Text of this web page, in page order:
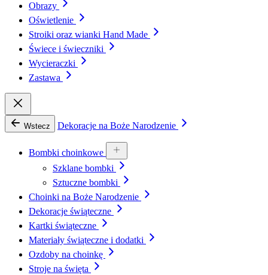
Obrazy
Oświetlenie
Stroiki oraz wianki Hand Made
Świece i świeczniki
Wycieraczki
Zastawa
Wstecz Dekoracje na Boże Narodzenie
Bombki choinkowe
Szklane bombki
Sztuczne bombki
Choinki na Boże Narodzenie
Dekoracje świąteczne
Kartki świąteczne
Materiały świąteczne i dodatki
Ozdoby na choinkę
Stroje na święta